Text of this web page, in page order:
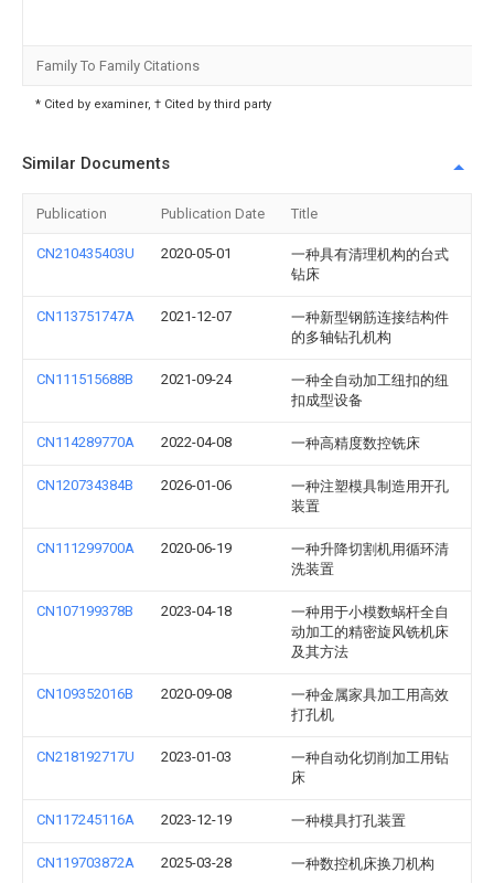
Family To Family Citations
* Cited by examiner, † Cited by third party
Similar Documents
Publication Publication Date Title
CN210435403U 2020-05-01
一种具有清理机构的台式
钻床
CN113751747A 2021-12-07
一种新型钢筋连接结构件
的多轴钻孔机构
CN111515688B 2021-09-24
一种全自动加工纽扣的纽
扣成型设备
CN114289770A 2022-04-08 一种高精度数控铣床
CN120734384B 2026-01-06
一种注塑模具制造用开孔
装置
CN111299700A 2020-06-19
一种升降切割机用循环清
洗装置
CN107199378B 2023-04-18
一种用于小模数蜗杆全自
动加工的精密旋风铣机床
及其方法
CN109352016B 2020-09-08
一种金属家具加工用高效
打孔机
CN218192717U 2023-01-03
一种自动化切削加工用钻
床
CN117245116A 2023-12-19 一种模具打孔装置
CN119703872A 2025-03-28 一种数控机床换刀机构